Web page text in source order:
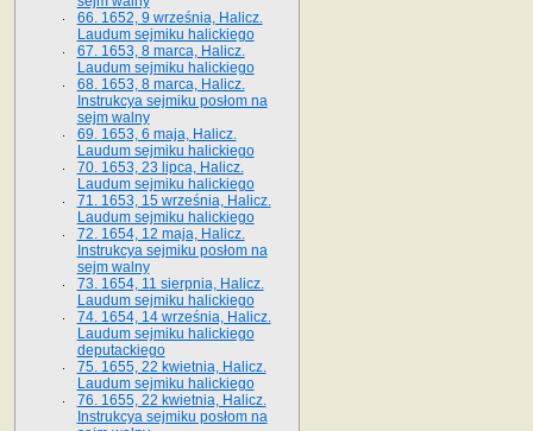
66. 1652, 9 września, Halicz.
Laudum sejmiku halickiego
67. 1653, 8 marca, Halicz.
Laudum sejmiku halickiego
68. 1653, 8 marca, Halicz.
Instrukcya sejmiku posłom na
sejm walny
69. 1653, 6 maja, Halicz.
Laudum sejmiku halickiego
70. 1653, 23 lipca, Halicz.
Laudum sejmiku halickiego
71. 1653, 15 września, Halicz.
Laudum sejmiku halickiego
72. 1654, 12 maja, Halicz.
Instrukcya sejmiku posłom na
sejm walny
73. 1654, 11 sierpnia, Halicz.
Laudum sejmiku halickiego
74. 1654, 14 września, Halicz.
Laudum sejmiku halickiego
deputackiego
75. 1655, 22 kwietnia, Halicz.
Laudum sejmiku halickiego
76. 1655, 22 kwietnia, Halicz.
Instrukcya sejmiku posłom na